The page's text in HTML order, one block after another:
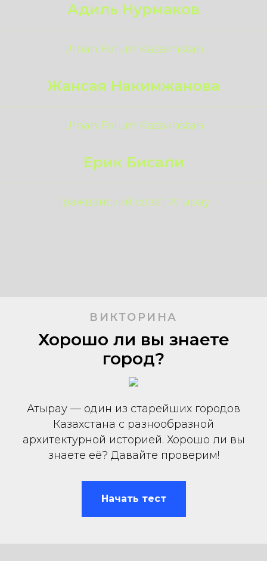
Адиль Нурмаков
Urban Forum Kazakhstan
Жансая Накимжанова
Urban Forum Kazakhstan
Ерик Бисали
Гражданский совет Атырау
ВИКТОРИНА
Хорошо ли вы знаете
город?
Атырау — один из старейших городов
Казахстана с разнообразной
архитектурной историей. Хорошо ли вы
знаете её? Давайте проверим!
Начать тест